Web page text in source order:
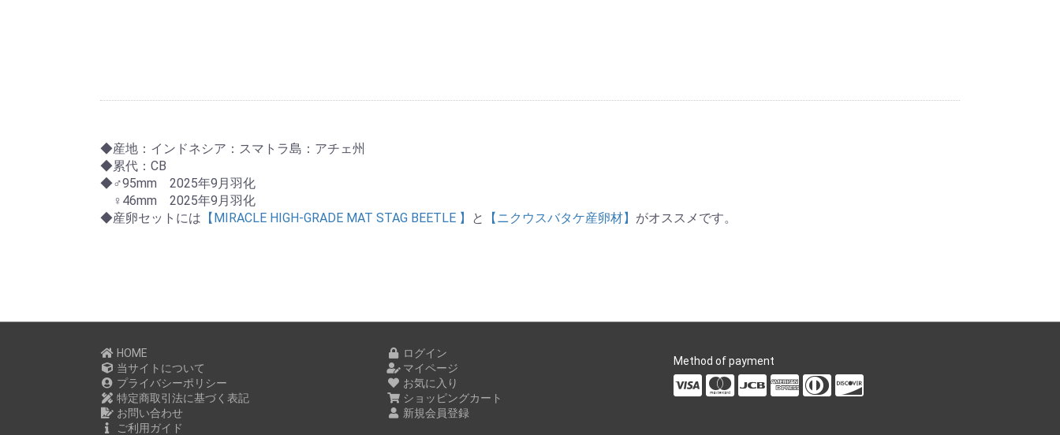
◆産地：インドネシア：スマトラ島：アチェ州
◆累代：CB
◆♂95mm 2025年9月羽化
♀46mm 2025年9月羽化
◆産卵セットには 【MIRACLE HIGH-GRADE MAT STAG BEETLE 】 と 【ニクウスバタケ産卵材】 がオススメです。
HOME
当サイトについて
プライバシーポリシー
特定商取引法に基づく表記
お問い合わせ
ご利用ガイド
ログイン
マイページ
お気に入り
ショッピングカート
新規会員登録
Method of payment